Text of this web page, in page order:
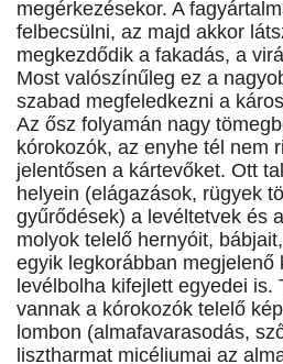
megérkezésekor. A
felbecsülni, az majd akkor
megkezdődik a fakadás, a
Most valószínűleg ez a
szabad megfeledkezni a
Az ősz folyamán nagy
kórokozók, az enyhe tél nem
jelentősen a kártevőket. Ott
helyein (elágazások, rügyek
gyűrődések) a levéltetvek és
molyok telelő hernyóit,
egyik legkorábban megjelenő
levélbolha kifejlett egyedei is.
vannak a kórokozók telelő
lombon (almafavarasodás,
lisztharmat micéliumai az